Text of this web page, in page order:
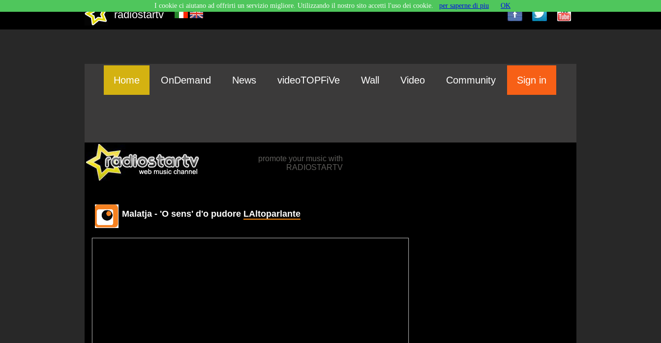
radiostartv
Home OnDemand News videoTOPFiVe Wall Video Community Sign in
promote your music with
RADIOSTARTV
Malatja - 'O sens' d'o pudore LAltoparlante
I cookie ci aiutano ad offrirti un servizio migliore. Utilizzando il nostro sito accetti l'uso dei cookie. per saperne di piu OK